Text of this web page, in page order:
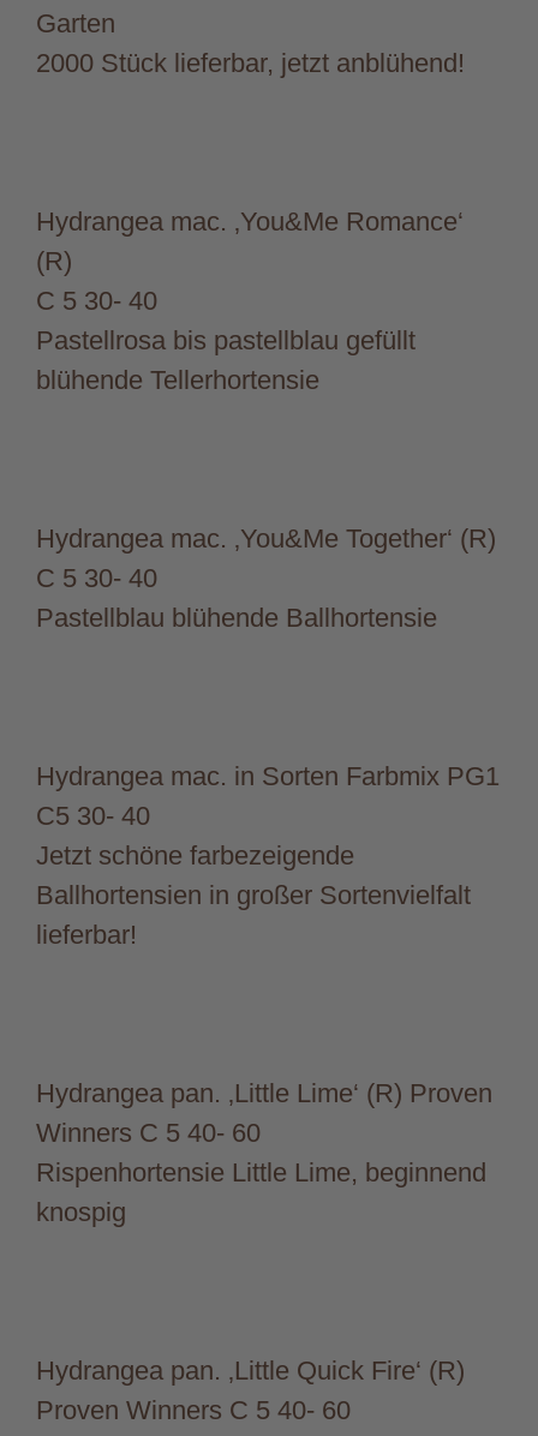
Garten
2000 Stück lieferbar, jetzt anblühend!
Hydrangea mac. ‚You&Me Romance‘
(R)
C 5 30- 40
Pastellrosa bis pastellblau gefüllt
blühende Tellerhortensie
Hydrangea mac. ‚You&Me Together‘ (R)
C 5 30- 40
Pastellblau blühende Ballhortensie
Hydrangea mac. in Sorten Farbmix PG1
C5 30- 40
Jetzt schöne farbezeigende
Ballhortensien in großer Sortenvielfalt
lieferbar!
Hydrangea pan. ‚Little Lime‘ (R) Proven
Winners C 5 40- 60
Rispenhortensie Little Lime, beginnend
knospig
Hydrangea pan. ‚Little Quick Fire‘ (R)
Proven Winners C 5 40- 60